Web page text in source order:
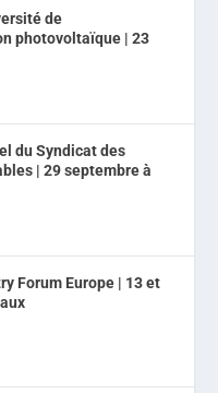
de
photovoltaïque | 23
du Syndicat des
| 29 septembre à
Forum Europe | 13 et